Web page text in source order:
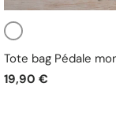
Blanc
Tote bag Pédale
19,90 €